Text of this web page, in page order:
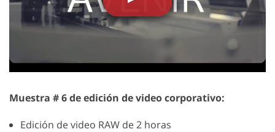
Muestra # 6 de edición de video corporativo:
Edición de video RAW de 2 horas